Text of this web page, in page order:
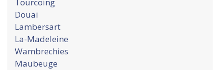
Douai
Lambersart
La-Madeleine
Wambrechies
Maubeuge